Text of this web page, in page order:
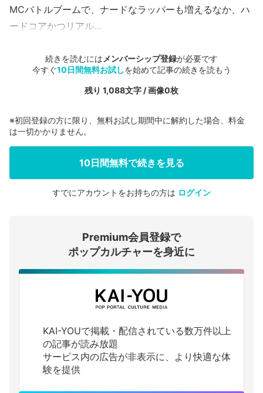
MCバトルブームで、ナードなラッパーも増えるなか、ハ
ードコアかつリアル...
続きを読むには メンバーシップ登録が必要です
今すぐ10日間無料お試しを始めて記事の続きを読もう
残り 1,088文字 / 画像0枚
会員登録する
ログインする
※初回登録の方に限り、無料お試し期間中に解約した場合、料金
は一切かかりません。
10日間無料で続きを見る
すでにアカウントをお持ちの方は ログイン
Premium会員登録で
ポップカルチャーを身近に
KAI-YOUで掲載・配信されている数万件以上
の記事が読み放題
サービス内の広告が非表示に、より快適な体
験を提供